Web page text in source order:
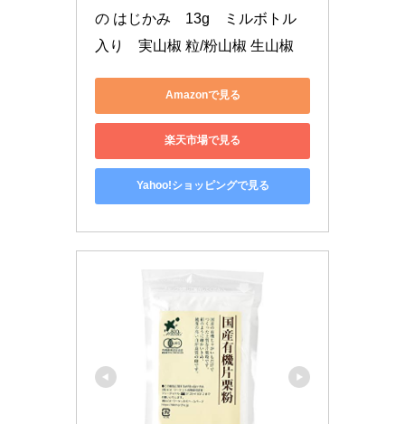
の はじかみ　13g　ミルボトル
入り　実山椒 粒/粉山椒 生山椒
Amazonで見る
楽天市場で見る
Yahoo!ショッピングで見る